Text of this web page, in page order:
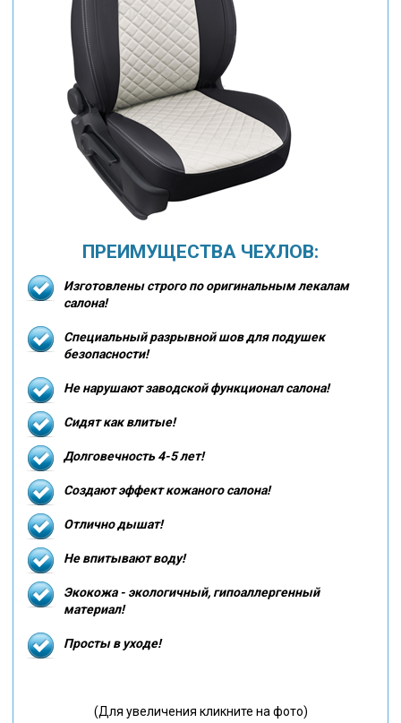
ПРЕИМУЩЕСТВА ЧЕХЛОВ:
Изготовлены строго по оригинальным лекалам
салона!
Специальный разрывной шов для подушек
безопасности!
Не нарушают заводской функционал салона!
Сидят как влитые!
Долговечность 4-5 лет!
Создают эффект кожаного салона!
Отлично дышат!
Не впитывают воду!
Экокожа - экологичный, гипоаллергенный
материал!
Просты в уходе!
(Для увеличения кликните на фото)